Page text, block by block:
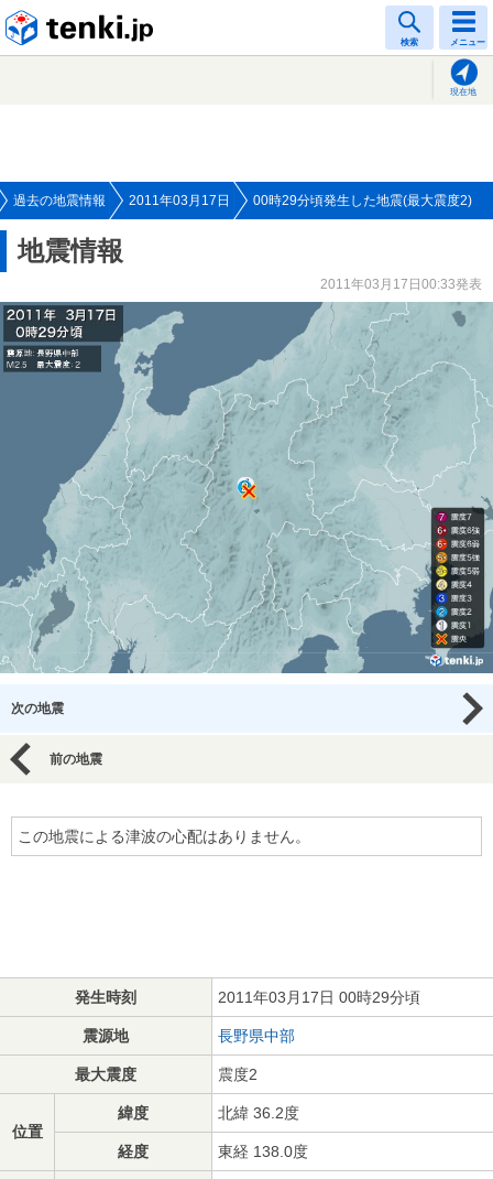
検索 メニュー
現在地
過去の地震情報 2011年03月17日 00時29分頃発生した地震(最大震度2)
地震情報
2011年03月17日00:33発表
次の地震
前の地震
この地震による津波の心配はありません。
発生時刻 2011年03月17日 00時29分頃
震源地 長野県中部
最大震度 震度2
位置
緯度 北緯 36.2度
経度 東経 138.0度